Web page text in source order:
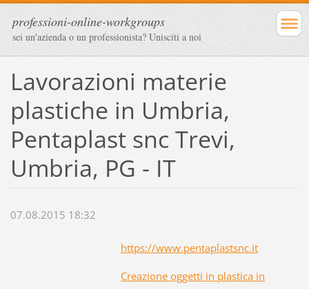
professioni-online-workgroups
sei un'azienda o un professionista? Unisciti a noi
Lavorazioni materie
plastiche in Umbria,
Pentaplast snc Trevi,
Umbria, PG - IT
07.08.2015 18:32
https://www.pentaplastsnc.it
Creazione oggetti in plastica in